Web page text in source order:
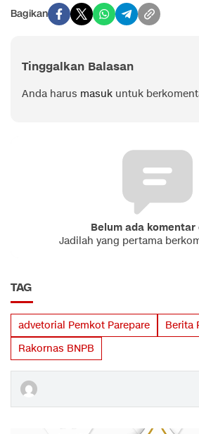
Bagikan
Tinggalkan Balasan
Anda harus masuk untuk
Belum ada komentar
Jadilah yang pertama
TAG
advetorial Pemkot Parepare
Berita
Rakornas BNPB